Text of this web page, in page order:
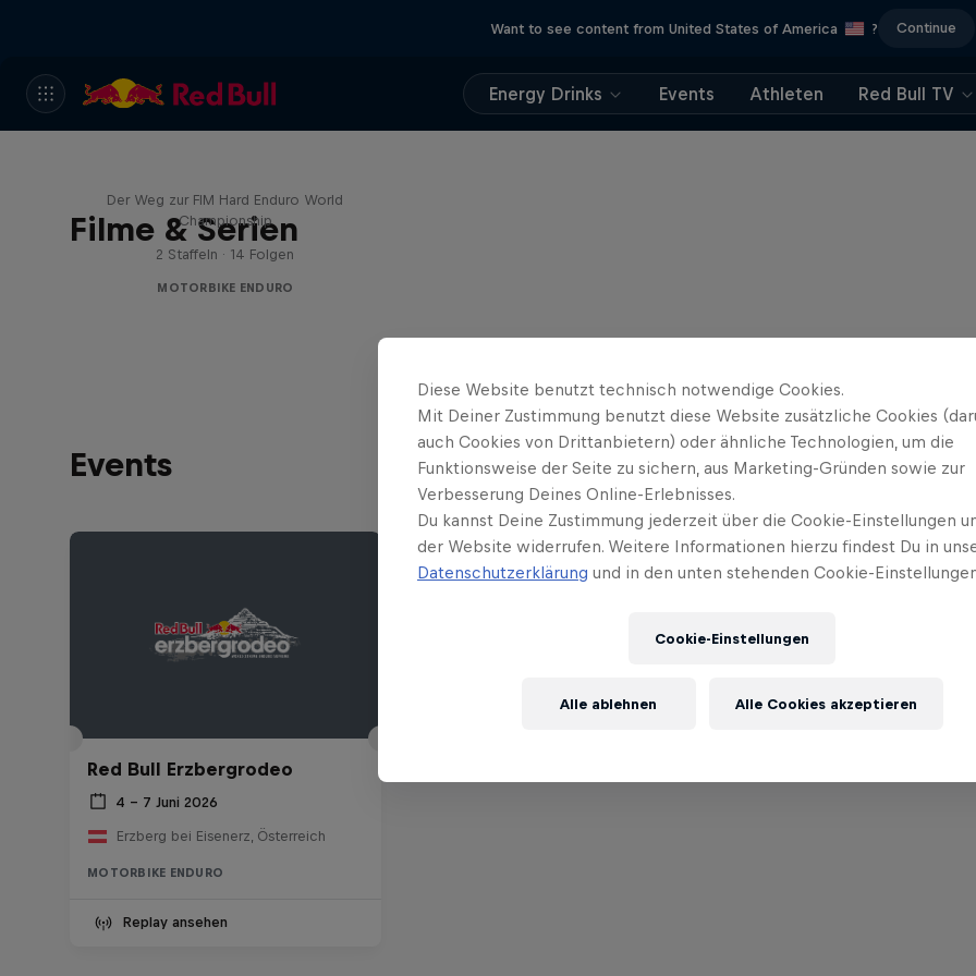
Want to see content from United States of America ? Continue
Energy Drinks Events Athleten Red Bull TV
Filme & Serien
Der Weg zur FIM Hard Enduro World
Championship
2 Staffeln · 14 Folgen
MOTORBIKE ENDURO
Events
Red Bull Erzbergrodeo
4 – 7 Juni 2026
Erzberg bei Eisenerz, Österreich
MOTORBIKE ENDURO
Replay ansehen
Diese Website benutzt technisch notwendige Cookies.
Mit Deiner Zustimmung benutzt diese Website zusätzliche Cookies
auch Cookies von Drittanbietern) oder ähnliche Technologien, um die
Funktionsweise der Seite zu sichern, aus Marketing-Gründen sowie zur
Verbesserung Deines Online-Erlebnisses.
Du kannst Deine Zustimmung jederzeit über die Cookie-Einstellungen
der Website widerrufen. Weitere Informationen hierzu findest Du in
Datenschutzerklärung und in den unten stehenden Cookie-
Cookie-Einstellungen
Alle ablehnen Alle Cookies akzeptieren